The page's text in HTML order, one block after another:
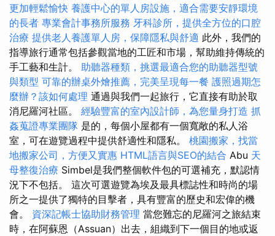
更加輕鬆愉快 養護中心的單人房設施，適合需要安靜環境
的長者 專業會計事務所服務 牙科診所，提供全方位的口腔
治療 提供老人養護單人房，保障隱私與舒適 此外，我們的
指導旅行通常包括參觀當地的工匠和市場，幫助維持傳統的
手工藝和生計。 助聽器種類，挑選最適合您的助聽器型號
與類型 可靠的辦桌外燴推薦，完美呈現每一餐 護照過期怎
麼辦？該如何處理 通過與我們一起旅行，它直接有助於取
消尼羅河社區。 經驗豐富的室內設計師，為您量身打造 抓
姦蒐證專業團隊 是的，每個小屋都有一個寬敞的私人浴
室，可在遊覽過程中提供舒適性和隱私。 桃園搬家，找當
地搬家公司，方便又實惠 HTML語言與SEO的結合 Abu 天
母整復治療 Simbel是我們整個軟件包的可選補充，默認情
況下不包括。 這次可選遊覽為埃及最具標誌性和時尚的場
所之一提供了獨特的目擊者，具有豐富的歷史和宏偉的機
會。 資深記帳士協助財務管理 當您難忘的尼羅河之旅結束
時，在阿蘇恩（Assuan）出去，組織到下一個目的地或返